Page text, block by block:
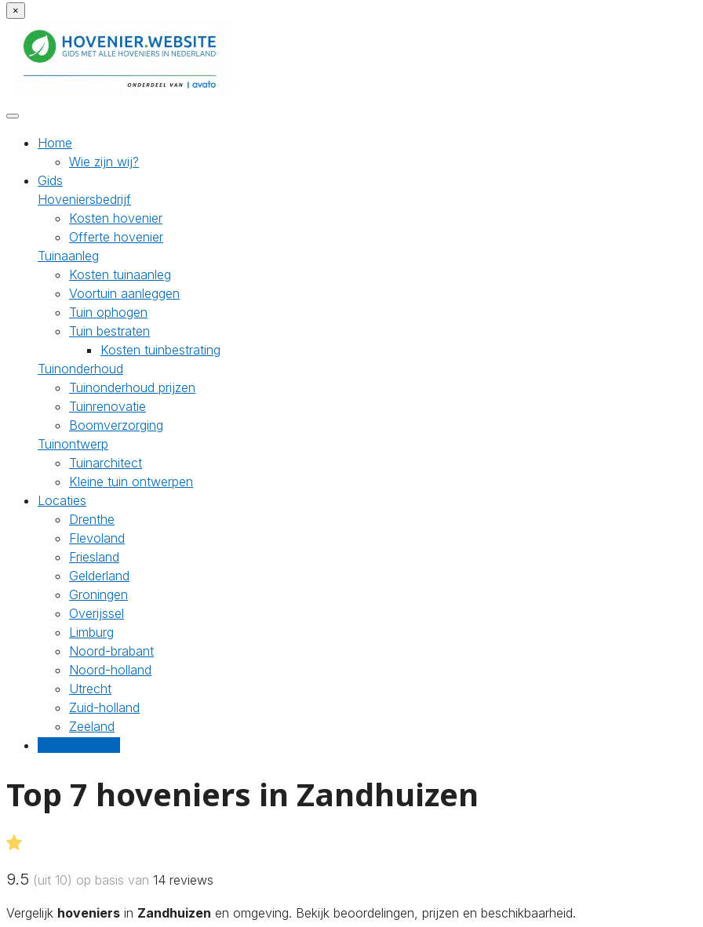
×
Home
Wie zijn wij?
Gids
Hoveniersbedrijf
Kosten hovenier
Offerte hovenier
Tuinaanleg
Kosten tuinaanleg
Voortuin aanleggen
Tuin ophogen
Tuin bestraten
Kosten tuinbestrating
Tuinonderhoud
Tuinonderhoud prijzen
Tuinrenovatie
Boomverzorging
Tuinontwerp
Tuinarchitect
Kleine tuin ontwerpen
Locaties
Drenthe
Flevoland
Friesland
Gelderland
Groningen
Overijssel
Limburg
Noord-brabant
Noord-holland
Utrecht
Zuid-holland
Zeeland
Top 7 hoveniers in Zandhuizen
9.5 (uit 10) op basis van 14 reviews
Vergelijk hoveniers in Zandhuizen en omgeving. Bekijk beoordelingen, prijzen en beschikbaarheid.